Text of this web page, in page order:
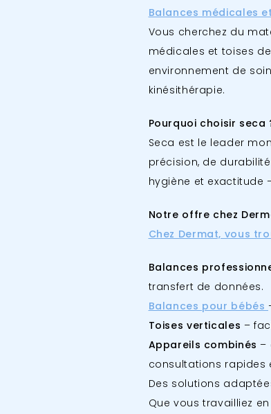
Balances médicales
Vous cherchez du
médicales et toises
environnement de
kinésithérapie.
Pourquoi choisir seca
Seca est le leader
précision, de
hygiène et exactitude
Notre offre chez
Chez Dermat, vous
Balances
transfert de données.
Balances pour bébés
Toises verticales –
Appareils combinés –
consultations rapides
Des solutions
Que vous travailliez